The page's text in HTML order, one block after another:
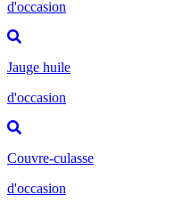
d'occasion
Jauge huile
d'occasion
Couvre-culasse
d'occasion